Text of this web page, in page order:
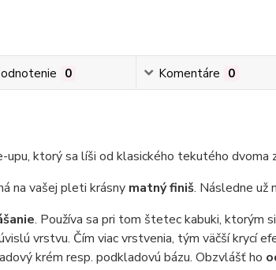
0 Komentáre 0
upu, ktorý sa líši od klasického tekutého dvoma
na vašej pleti krásny matný finiš. Následne už
. Používa sa pri tom štetec kabuki, ktorým
vrstvu. Čím viac vrstvenia, tým väčší krycí
krém resp. podkladovú bázu. Obzvlášť ho